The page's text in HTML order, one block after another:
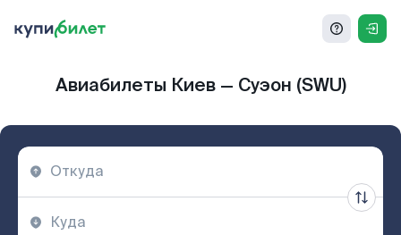
Авиабилеты Киев — Суэон (SWU)